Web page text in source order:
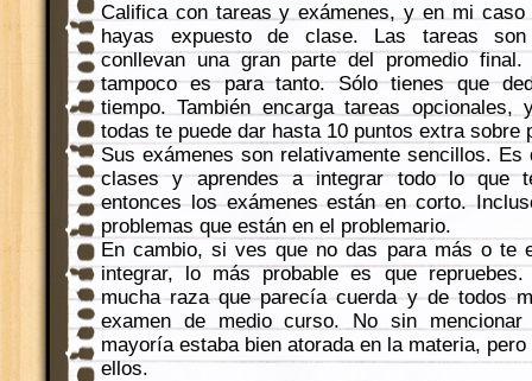
Califica con tareas y exámenes, y en mi caso
hayas expuesto de clase. Las tareas son
conllevan una gran parte del promedio final.
tampoco es para tanto. Sólo tienes que
tiempo. También encarga tareas
todas te puede dar hasta 10 puntos extra sobre
Sus exámenes son relativamente sencillos.
clases y aprendes a integrar todo lo que
entonces los exámenes están en corto.
problemas que están en el problemario.
En cambio, si ves que no das para más o te
integrar, lo más probable es que
mucha raza que parecía cuerda y de todos
examen de medio curso. No sin
mayoría estaba bien atorada en la materia,
ellos.